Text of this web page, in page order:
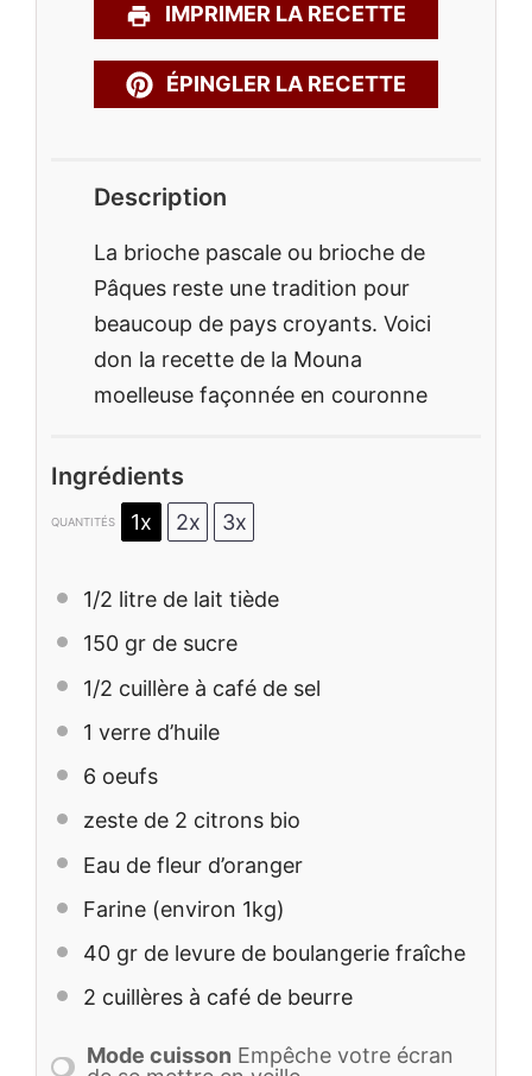
IMPRIMER LA RECETTE
ÉPINGLER LA RECETTE
Description
La brioche pascale ou brioche de
Pâques reste une tradition pour
beaucoup de pays croyants. Voici
don la recette de la Mouna
moelleuse façonnée en couronne
Ingrédients
QUANTITÉS 1x 2x 3x
1/2 litre de lait tiède
150 gr de sucre
1/2 cuillère à café de sel
1 verre d’huile
6 oeufs
zeste de 2 citrons bio
Eau de fleur d’oranger
Farine (environ 1kg)
40 gr de levure de boulangerie fraîche
2 cuillères à café de beurre
Mode cuisson Empêche votre écran